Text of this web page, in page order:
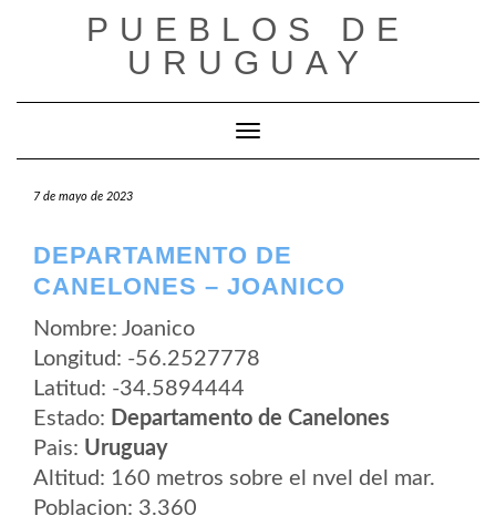
PUEBLOS DE
URUGUAY
Cambiar modo de navegación
7 de mayo de 2023
DEPARTAMENTO DE
CANELONES – JOANICO
Nombre: Joanico
Longitud: -56.2527778
Latitud: -34.5894444
Estado: Departamento de Canelones
Pais: Uruguay
Altitud: 160 metros sobre el nvel del mar.
Poblacion: 3.360